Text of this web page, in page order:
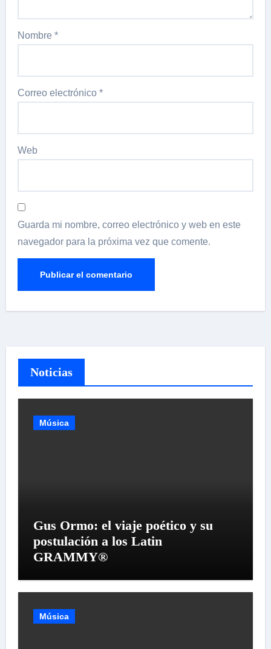
Nombre*
Correo electrónico*
Web
Guarda mi nombre, correo electrónico y web en este
navegador para la próxima vez que comente.
Noticias
Música
Gus Ormo: el viaje poético y su
postulación a los Latin
GRAMMY®
Música